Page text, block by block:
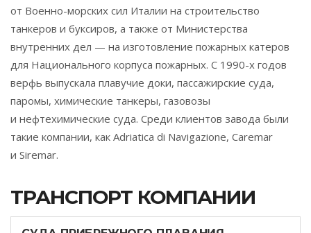
от Военно-морских сил Италии на строительство
танкеров и буксиров, а также от Министерства
внутренних дел — на изготовление пожарных катеров
для Национального корпуса пожарных. С 1990-х годов
верфь выпускала плавучие доки, пассажирские суда,
паромы, химические танкеры, газовозы
и нефтехимические суда. Среди клиентов завода были
такие компании, как Adriatica di Navigazione, Caremar
и Siremar.
ТРАНСПОРТ КОМПАНИИ